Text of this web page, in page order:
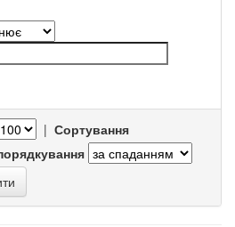
| Сортування